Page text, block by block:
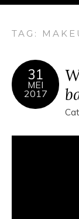
TAG:
31
MEI
2017